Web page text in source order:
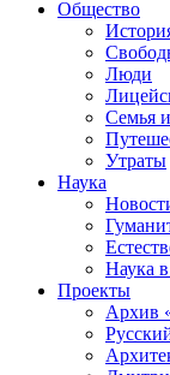
Общество
Люди
Семья
Утраты
Наука
Наука
Проекты
Архив